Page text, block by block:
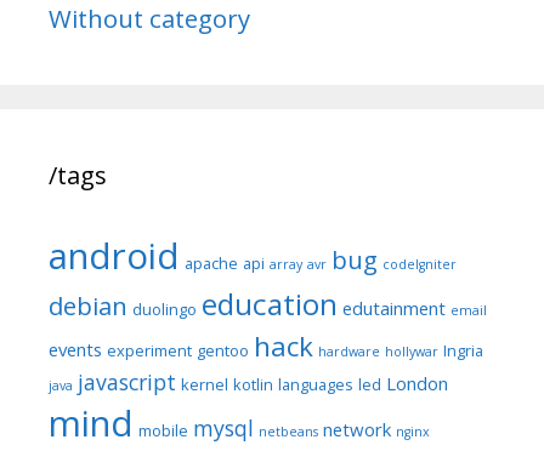
Without category
/tags
android apache api array avr bug codeIgniter
debian duolingo education edutainment email
events experiment gentoo hack hardware hollywar Ingria
java javascript kernel kotlin languages led London
mind mobile mysql netbeans network nginx